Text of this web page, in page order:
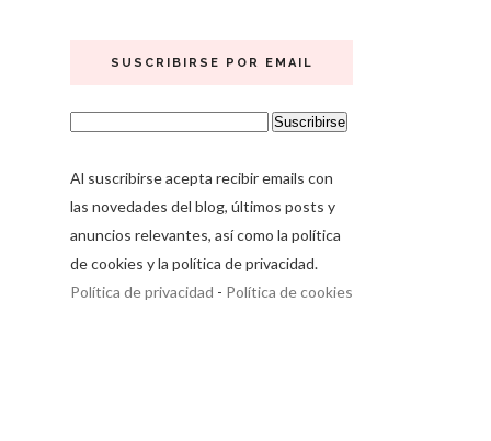
SUSCRIBIRSE POR EMAIL
Al suscribirse acepta recibir emails con
las novedades del blog, últimos posts y
anuncios relevantes, así como la política
de cookies y la política de privacidad.
Política de privacidad - Política de cookies